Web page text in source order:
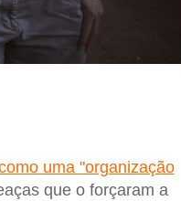
uma "organização
que o forçaram a